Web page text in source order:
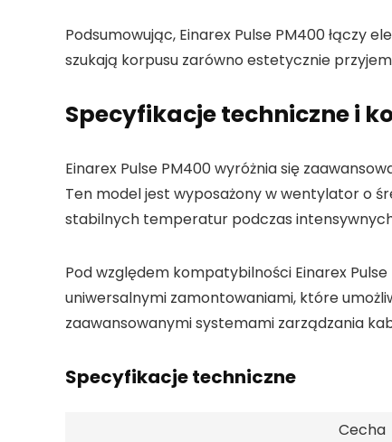
Podsumowując, Einarex Pulse PM400 łączy
szukają korpusu zarówno estetycznie
Specyfikacje techniczne i
Einarex Pulse PM400 wyróżnia się
Ten model jest wyposażony w wentylator o
stabilnych temperatur podczas intensywnych
Pod względem kompatybilności Einarex
uniwersalnymi zamontowaniami, które
zaawansowanymi systemami zarządzania
Specyfikacje techniczne
Cecha